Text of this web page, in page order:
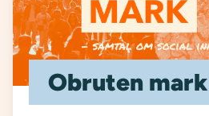
Obruten mark